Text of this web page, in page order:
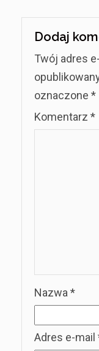
Dodaj
Twój adres
oznaczone *
Komentarz *
Nazwa *
Adres e-mail